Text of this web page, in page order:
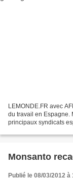
LEMONDE.FR avec
du travail en Espagne.
principaux syndicats
Monsanto
Publié le 08/03/2012 à